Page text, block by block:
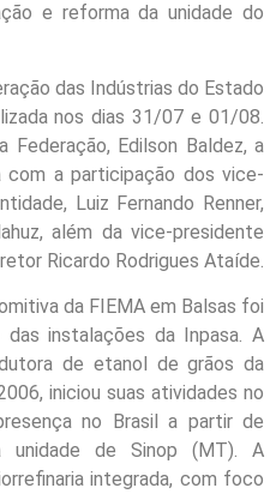
e reforma da unidade do
das Indústrias do Estado
nos dias 31/07 e 01/08.
Federação, Edilson Baldez, a
a participação dos vice-
Luiz Fernando Renner,
além da vice-presidente
Ricardo Rodrigues Ataíde.
da FIEMA em Balsas foi
das instalações da Inpasa. A
de etanol de grãos da
iniciou suas atividades no
no Brasil a partir de
de Sinop (MT). A
integrada, com foco